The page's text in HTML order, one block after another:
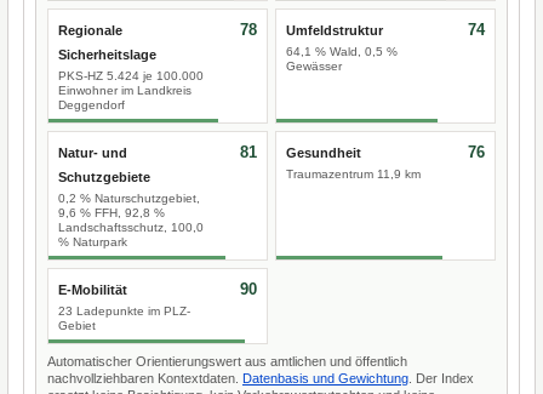
Regionale
Sicherheitslage
PKS-HZ 5.424 je 100.000
Einwohner im Landkreis
Deggendorf
78 Umfeldstruktur
64,1 % Wald, 0,5 %
Gewässer
74
Natur- und
Schutzgebiete
0,2 % Naturschutzgebiet,
9,6 % FFH, 92,8 %
Landschaftsschutz, 100,0
% Naturpark
81 Gesundheit
Traumazentrum 11,9 km
76
E-Mobilität
23 Ladepunkte im PLZ-
Gebiet
90
Automatischer Orientierungswert aus amtlichen und öffentlich
nachvollziehbaren Kontextdaten. Datenbasis und Gewichtung . Der Index